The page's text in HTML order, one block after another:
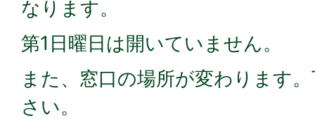
なります。
第1日曜日は開いていません。
また、窓口の場所が変わります
さい。